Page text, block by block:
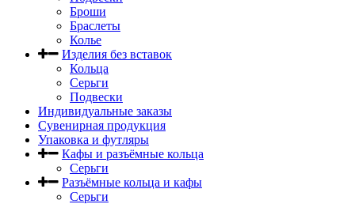
Броши
Браслеты
Колье
Изделия без вставок
Кольца
Серьги
Подвески
Индивидуальные заказы
Сувенирная продукция
Упаковка и футляры
Кафы и разъёмные кольца
Серьги
Разъёмные кольца и кафы
Серьги